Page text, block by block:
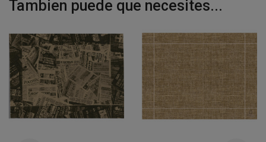
Tambien puede que necesites...